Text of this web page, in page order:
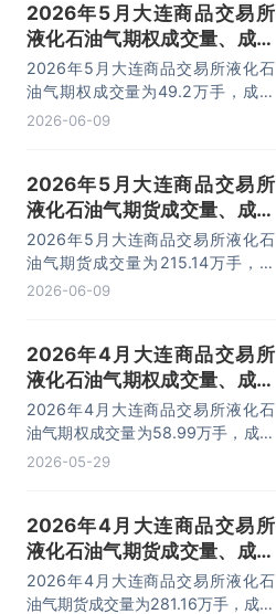
2026年5月大连商品交易所
液化石油气期权成交量、成交
金额及成交均价统计
2026年5月大连商品交易所液化石
油气期权成交量为49.2万手，成交
金额为3.66亿元，成交均价为0.08
2026-06-09
2026年5月大连商品交易所
液化石油气期货成交量、成交
金额及成交均价统计
2026年5月大连商品交易所液化石
油气期货成交量为215.14万手，成
交金额为2532.91亿元，成交均价为
2026-06-09
2026年4月大连商品交易所
液化石油气期权成交量、成交
金额及成交均价统计
2026年4月大连商品交易所液化石
油气期权成交量为58.99万手，成交
金额为10.71亿元，成交均价为0.18
2026-05-29
2026年4月大连商品交易所
液化石油气期货成交量、成交
金额及成交均价统计
2026年4月大连商品交易所液化石
油气期货成交量为281.16万手，成交